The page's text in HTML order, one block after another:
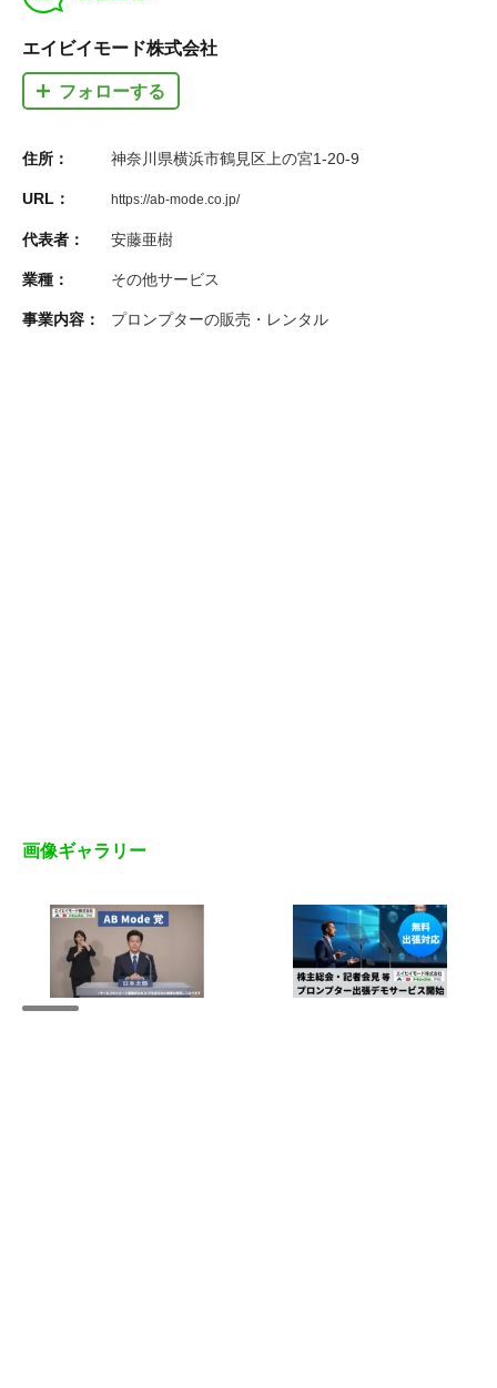
エイビイモード株式会社
フォローする
住所： 神奈川県横浜市鶴見区上の宮1-20-9
URL： https://ab-mode.co.jp/
代表者： 安藤亜樹
業種： その他サービス
事業内容： プロンプターの販売・レンタル
画像ギャラリー